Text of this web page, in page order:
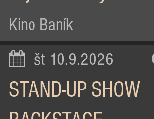
Kino Baník
št 10.9.2026
STAND-UP SHOW